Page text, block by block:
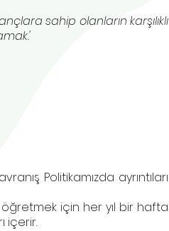
sahip olanların karşılıklı
Politikamızda ayrıntıları
için her yıl bir hafta
içerir.